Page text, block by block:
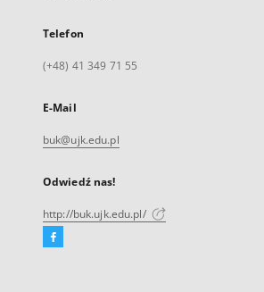
Telefon
(+48) 41 349 71 55
E-Mail
buk@ujk.edu.pl
Odwiedź nas!
http://buk.ujk.edu.pl/
Facebook